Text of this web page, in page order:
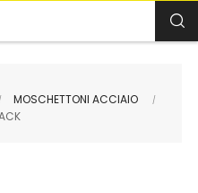
MOSCHETTONI ACCIAIO